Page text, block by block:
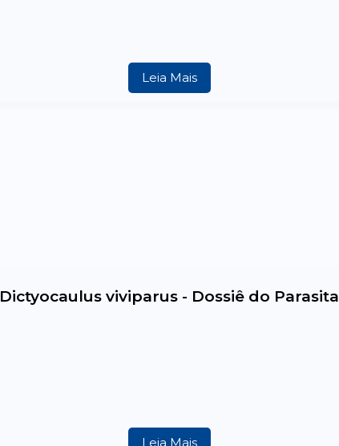
Leia Mais
Dictyocaulus viviparus - Dossiê do Parasita
Leia Mais